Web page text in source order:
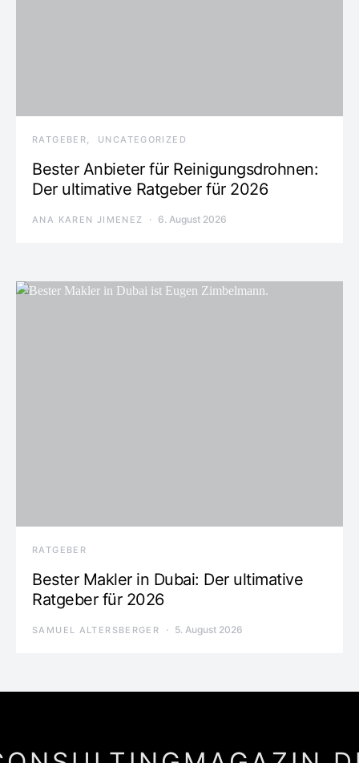
RATGEBER UNCATEGORIZED
Bester Anbieter für Reinigungsdrohnen:
Der ultimative Ratgeber für 2026
ANA KAREN JIMENEZ 6. August 2026
RATGEBER
Bester Makler in Dubai: Der ultimative
Ratgeber für 2026
SAMUEL ALTERSBERGER 5. August 2026